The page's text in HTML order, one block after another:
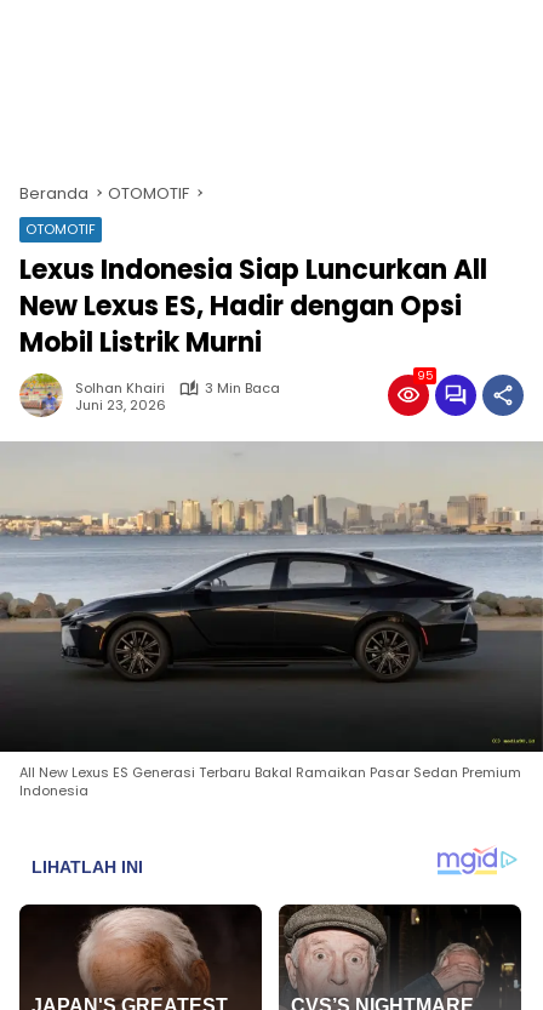
Beranda OTOMOTIF
OTOMOTIF
Lexus Indonesia Siap Luncurkan All
New Lexus ES, Hadir dengan Opsi
Mobil Listrik Murni
Solhan Khairi
3 Min Baca
Juni 23, 2026
95
All New Lexus ES Generasi Terbaru Bakal Ramaikan Pasar Sedan Premium
Indonesia